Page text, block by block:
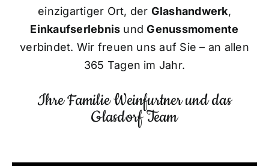
einzigartiger Ort, der Glashandwerk,
Einkaufserlebnis undGenussmomente
verbindet. Wir freuen uns auf Sie – an allen
365 Tagen im Jahr.
Ihre Familie Weinfurtner und das
Glasdorf Team